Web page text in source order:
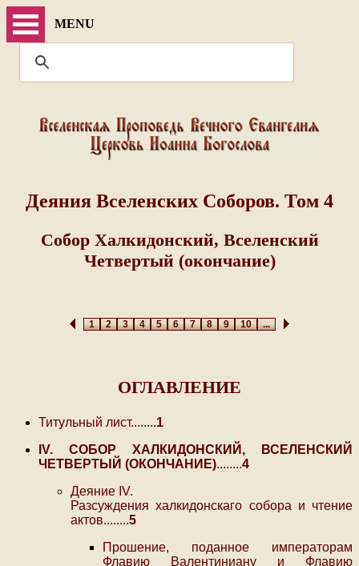
MENU
Деяния Вселенских Соборов. Том 4
Собор Халкидонский, Вселенский
Четвертый (окончание)
12345678910...
ОГЛАВЛЕНИЕ
Титульный лист........1
IV. СОБОР ХАЛКИДОНСКИЙ, ВСЕЛЕНСКИЙ
ЧЕТВЕРТЫЙ (ОКОНЧАНИЕ)........4
Деяние IV.
Разсуждения халкидонскаго собора и чтение
актов........5
Прошение, поданное императорам
Флавию Валентиниану и Флавию